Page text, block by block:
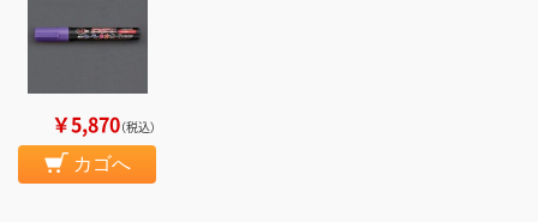
￥5,870（税込）
カゴへ